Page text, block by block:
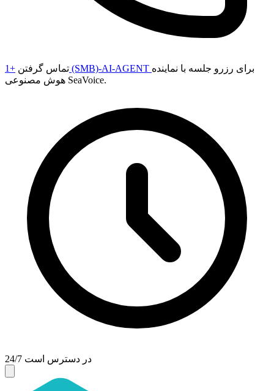
تماس گرفتن +1 (SMB)-AI-AGENT برای رزرو جلسه با نماینده
هوش مصنوعی SeaVoice.
24/7 در دسترس است